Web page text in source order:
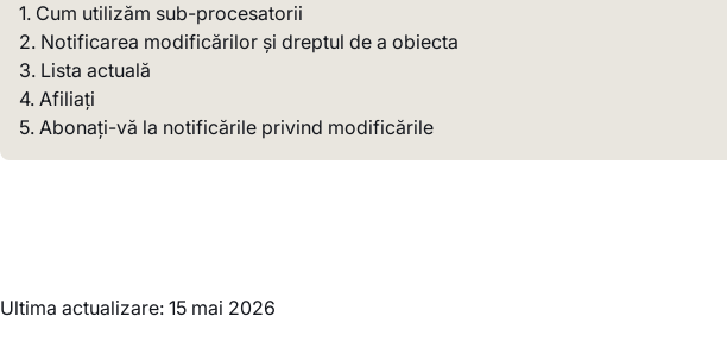
1. Cum utilizăm sub-procesatorii
2. Notificarea modificărilor și dreptul de a obiecta
3. Lista actuală
4. Afiliați
5. Abonați-vă la notificările privind modificările
Ultima actualizare: 15 mai 2026